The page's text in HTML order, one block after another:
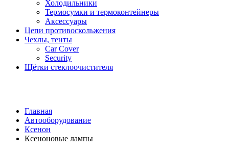
Холодильники
Термосумки и термоконтейнеры
Аксессуары
Цепи противоскольжения
Чехлы, тенты
Car Cover
Security
Щётки стеклоочистителя
Главная
Автооборудование
Ксенон
Ксеноновые лампы